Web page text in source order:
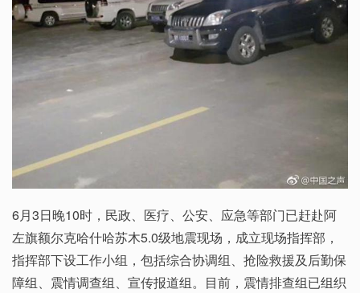
6月3日晚10时，民政、医疗、公安、应急等部门已赶赴阿
左旗额尔克哈什哈苏木5.0级地震现场，成立现场指挥部，
指挥部下设工作小组，包括综合协调组、抢险救援及后勤保
障组、震情调查组、宣传报道组。目前，震情排查组已组织